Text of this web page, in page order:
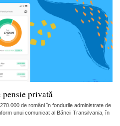
privată
de români în fondurile administrate de
unui comunicat al Băncii Transilvania, în